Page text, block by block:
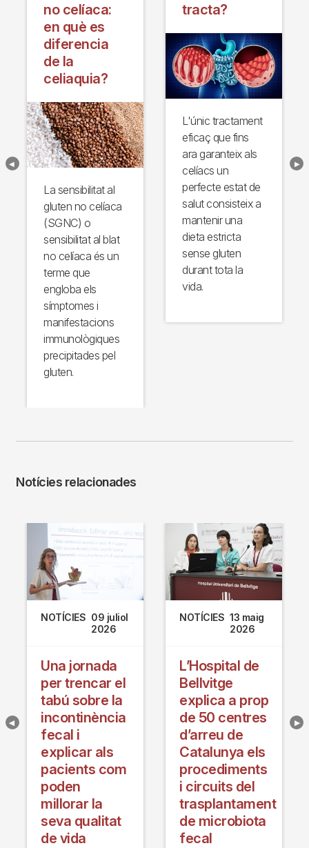
no celíaca:
en què es
diferencia
de la
celiaquia?
La sensibilitat al
gluten no celíaca
(SGNC) o
sensibilitat al blat
no celíaca és un
terme que
engloba els
símptomes i
manifestacions
immunològiques
precipitades pel
gluten.
tracta?
L'únic tractament
eficaç que fins
ara garanteix als
celíacs un
perfecte estat de
salut consisteix a
mantenir una
dieta estricta
sense gluten
durant tota la
vida.
Notícies relacionades
NOTÍCIES 09 juliol
2026
Una jornada
per trencar el
tabú sobre la
incontinència
fecal i
explicar als
pacients com
poden
millorar la
seva qualitat
de vida
NOTÍCIES 13 maig
2026
L’Hospital de
Bellvitge
explica a prop
de 50 centres
d’arreu de
Catalunya els
procediments
i circuits del
trasplantament
de microbiota
fecal